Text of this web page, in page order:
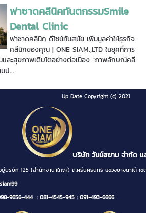
ฟาซาดคลีนิคทันตกรรมSmile
Dental Clinic
ฟาซาดคลีนิก ดีไซน์ทันสมัย เพิ่มมูลค่าให้ธุรกิจ
คลีนิกของคุณ | ONE SIAM.,LTD ในยุคที่การ
และสุขภาพเติบโตอย่างต่อเนื่อง “ภาพลักษณ์คลี
ป...
Up Date Copyright (c) 2021
บริษัท วันน์สยาม จำกัด แล
ำนักงานาใหญ่) ถ.ศรีนครินทร์ แขวงบางนาใ
9656-444 : 081-4545-945 : 091-493-6666